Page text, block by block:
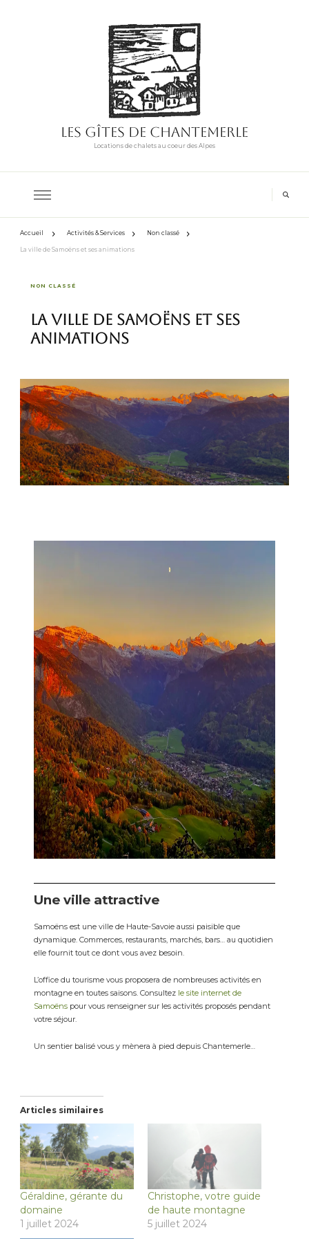
Les Gîtes de Chantemerle
Locations de chalets au coeur des Alpes
Accueil Activités & Services Non classé
La ville de Samoëns et ses animations
NON CLASSÉ
La ville de Samoëns et ses
animations
Une ville attractive
Samoëns est une ville de Haute-Savoie aussi paisible que
dynamique. Commerces, restaurants, marchés, bars… au quotidien
elle fournit tout ce dont vous avez besoin.
L’office du tourisme vous proposera de nombreuses activités en
montagne en toutes saisons. Consultez le site internet de
Samoëns pour vous renseigner sur les activités proposés pendant
votre séjour.
Un sentier balisé vous y mènera à pied depuis Chantemerle…
Articles similaires
Géraldine, gérante du
domaine
1 juillet 2024
Christophe, votre guide
de haute montagne
5 juillet 2024